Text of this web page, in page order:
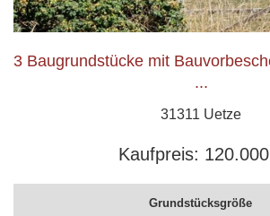
3 Baugrundstücke mit
...
31311 Uetze
Kaufpreis:
Grundstücksgröße